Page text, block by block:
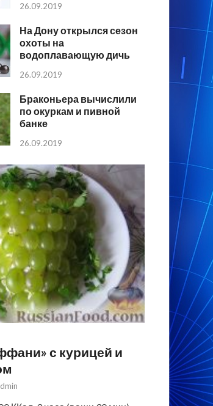
26.09.2019
На Дону открылся сезон
охоты на
водоплавающую дичь
26.09.2019
Браконьера вычислили
по окуркам и пивной
банке
26.09.2019
с курицей и